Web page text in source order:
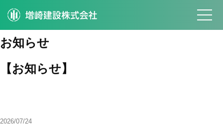
お知らせ
【お知らせ】
2026/07/24